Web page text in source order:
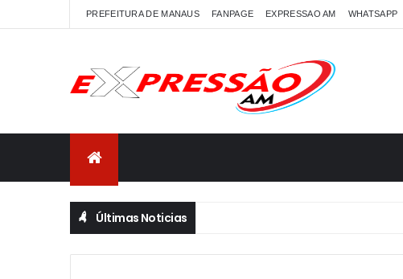
PREFEITURA DE MANAUS FANPAGE EXPRESSAO AM WHATSAPP
Últimas Noticias